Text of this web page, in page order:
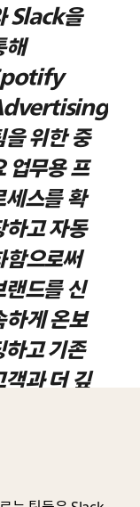
Slack을
해
을 위한 중
업무용 프
세스를 확
하고 자동
함으로써
랜드를 신
하게 온보
하고 기존
객과 더 깊